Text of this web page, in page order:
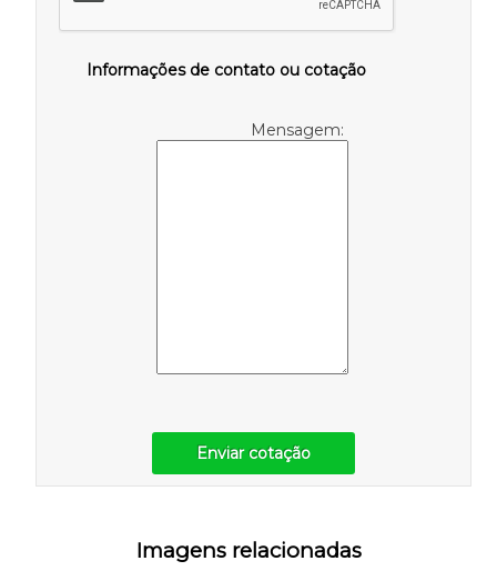
Informações de contato ou cotação
Mensagem:
Enviar cotação
Imagens relacionadas